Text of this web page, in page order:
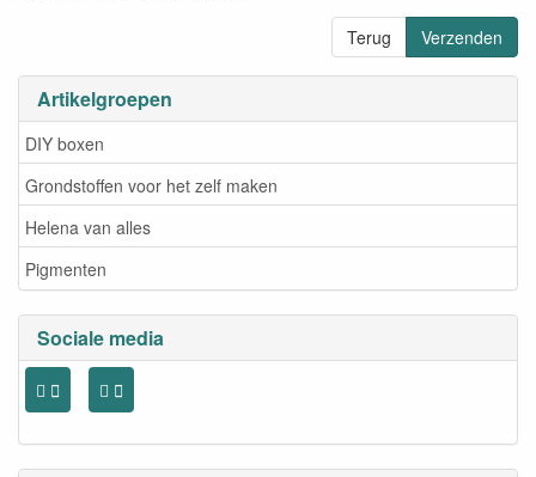
Artikelgroepen
DIY boxen
Grondstoffen voor het zelf maken
Helena van alles
Pigmenten
Sociale media
Terug Verzenden